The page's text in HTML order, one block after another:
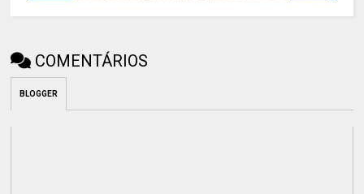
COMENTÁRIOS
BLOGGER